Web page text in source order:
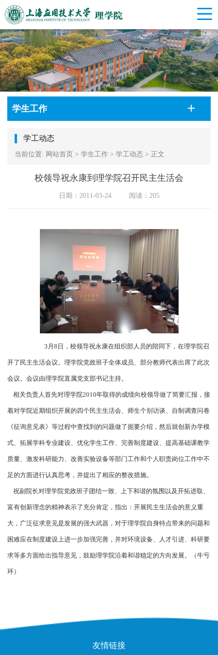
学生工作
学工动态
当前位置: 网站首页 > 学生工作 > 学工动态 > 正文
校领导祝永康到理学院召开民主生活会
日期：2011-03-24 阅读： 205
3月8日，校领导祝永康在组织部人员的陪同下，在理学院召
开了民主生活会议。理学院党政班子全体成员、部分教师代表出席了此次
会议。会议由理学院直属党支部书记主持。
相关负责人首先对理学院2010年取得的成绩向校领导做了简要汇报，接
着对学院近期组织开展的四个民主生活会、师生个别访谈、自制调查问卷
《征询意见表》等过程中查找到的问题做了扼要介绍，然后就创新办学模
式、拓展学科专业建设、优化学生工作、完善制度建设、提高基础课教学
质量、激发科研能力、改善实验设备等部门工作和个人职责岗位工作中不
足的方面进行认真思考，并提出了相应的整改措施。
祝副院长对理学院党政班子团结一致、上下和谐的氛围以及开拓进取、
富有创新理念的精神表示了充分肯定，指出：开展民主生活会的意义重
大，广泛征求意见是发展的强大武器，对于理学院自身特点带来的问题和
困难应在制度建设上进一步加强完善，并对环境设备、人才引进、科研要
求等多方面给出指导意见，鼓励理学院沿着和谐稳定的方向发展。（牛亏
环）
友情链接